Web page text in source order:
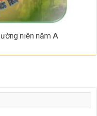
niên năm A